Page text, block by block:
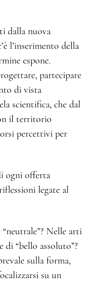
dalla nuova
l’inserimento della
espone.
partecipare
di vista
scientifica, che dal
il territorio
percettivi per
ogni offerta
legate al
Nelle arti
di “bello assoluto”?
sulla forma,
su un